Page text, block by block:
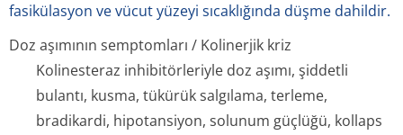
fasikülasyon ve vücut yüzeyi sıcaklığında düşme dahildir.
Doz aşımının semptomları / Kolinerjik kriz
Kolinesteraz inhibitörleriyle doz aşımı, şiddetli
bulantı, kusma, tükürük salgılama, terleme,
bradikardi, hipotansiyon, solunum güçlüğü, kollaps